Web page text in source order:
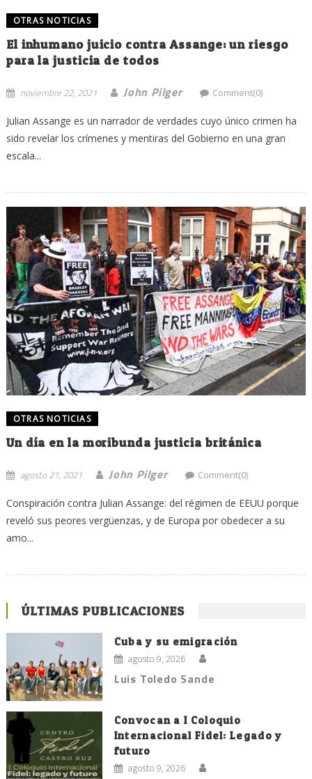
OTRAS NOTICIAS
El inhumano juicio contra Assange: un riesgo
para la justicia de todos
noviembre 22, 2021 John Pilger Comment(0)
Julian Assange es un narrador de verdades cuyo único crimen ha
sido revelar los crímenes y mentiras del Gobierno en una gran
escala...
OTRAS NOTICIAS
Un día en la moribunda justicia británica
agosto 21, 2021 John Pilger Comment(0)
Conspiración contra Julian Assange: del régimen de EEUU porque
reveló sus peores vergüenzas, y de Europa por obedecer a su
amo...
ÚLTIMAS PUBLICACIONES
Cuba y su emigración
agosto 9, 2026
Luis Toledo Sande
Convocan a I Coloquio
Internacional Fidel: Legado y
futuro
agosto 9, 2026